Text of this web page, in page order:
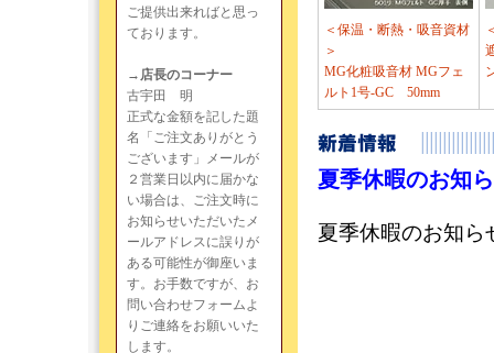
ご提供出来ればと思っ
ております。
→店長のコーナー
古宇田 明
正式な金額を記した題
名「ご注文ありがとう
ございます」メールが
２営業日以内に届かな
い場合は、ご注文時に
お知らせいただいたメ
ールアドレスに誤りが
ある可能性が御座いま
す。お手数ですが、お
問い合わせフォームよ
りご連絡をお願いいた
します。
＜保温・断熱・吸音資材
＞
MG化粧吸音材 MGフェ
ルト1号-GC 50mm